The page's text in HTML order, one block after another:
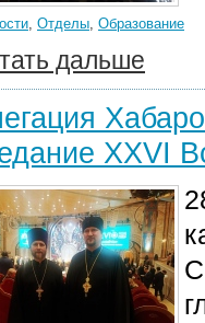
, Отделы, Образование
дальше
XXVI